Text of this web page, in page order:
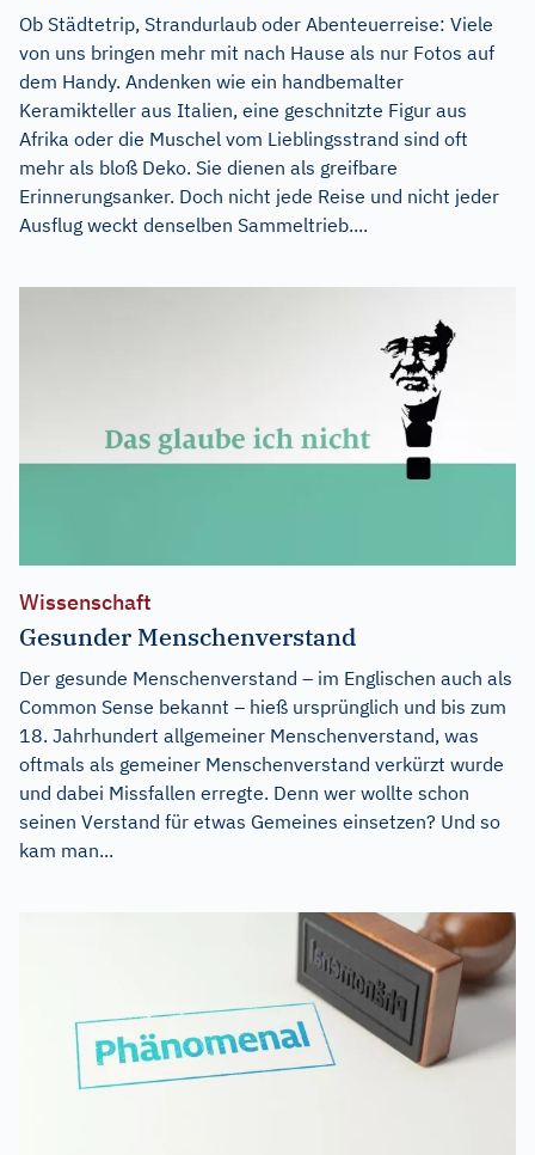
Ob Städtetrip, Strandurlaub oder Abenteuerreise: Viele
von uns bringen mehr mit nach Hause als nur Fotos auf
dem Handy. Andenken wie ein handbemalter
Keramikteller aus Italien, eine geschnitzte Figur aus
Afrika oder die Muschel vom Lieblingsstrand sind oft
mehr als bloß Deko. Sie dienen als greifbare
Erinnerungsanker. Doch nicht jede Reise und nicht jeder
Ausflug weckt denselben Sammeltrieb....
Wissenschaft
Gesunder Menschenverstand
Der gesunde Menschenverstand – im Englischen auch als
Common Sense bekannt – hieß ursprünglich und bis zum
18. Jahrhundert allgemeiner Menschenverstand, was
oftmals als gemeiner Menschenverstand verkürzt wurde
und dabei Missfallen erregte. Denn wer wollte schon
seinen Verstand für etwas Gemeines einsetzen? Und so
kam man...